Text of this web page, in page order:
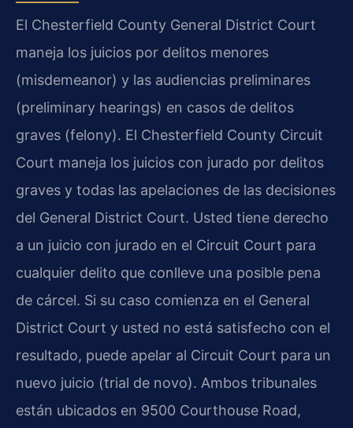
El Chesterfield County General District Court
maneja los juicios por delitos menores
(misdemeanor) y las audiencias preliminares
(preliminary hearings) en casos de delitos
graves (felony). El Chesterfield County Circuit
Court maneja los juicios con jurado por delitos
graves y todas las apelaciones de las decisiones
del General District Court. Usted tiene derecho
a un juicio con jurado en el Circuit Court para
cualquier delito que conlleve una posible pena
de cárcel. Si su caso comienza en el General
District Court y usted no está satisfecho con el
resultado, puede apelar al Circuit Court para un
nuevo juicio (trial de novo). Ambos tribunales
están ubicados en 9500 Courthouse Road,